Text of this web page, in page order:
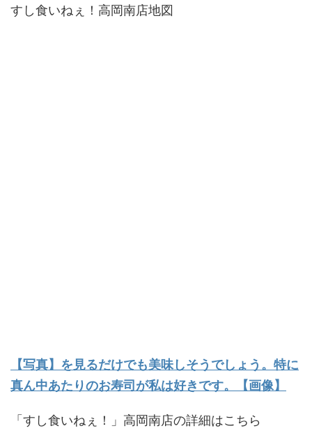
すし食いねぇ！高岡南店地図
【写真】を見るだけでも美味しそうでしょう。特に
真ん中あたりのお寿司が私は好きです。【画像】
「すし食いねぇ！」高岡南店の詳細はこちら